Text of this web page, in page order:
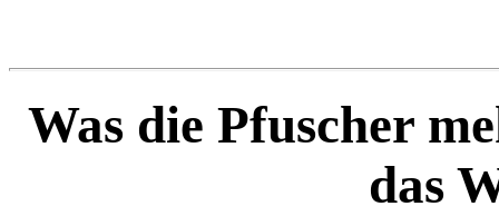
Was die Pfuscher
das